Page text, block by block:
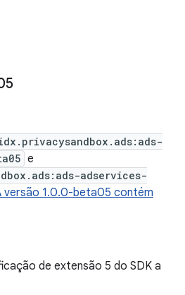
e
adservices-
versão 1.0.0-beta05 contém
de extensão 5 do SDK a